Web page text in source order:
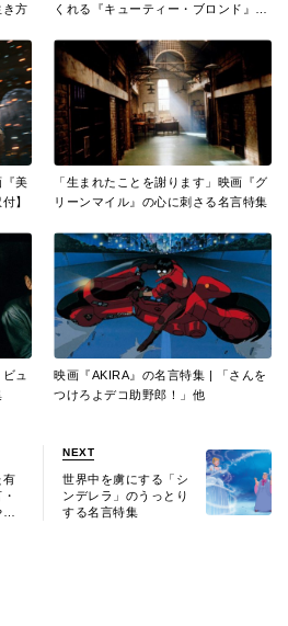
き方
くれる『キューティー・ブロンド』の
『美
】
「生まれたことを謝ります」映画『グ
リーンマイル』の心に刺さる名言特集
ュ
映画『AKIRA』の名言特集 | 「さんを
つけろよデコ助野郎！」他
有
NEXT
世界中を虜にする「シ
ンデレラ」のうっとり
する名言特集